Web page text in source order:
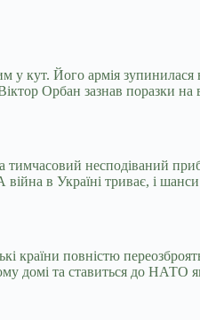
кут. Його армія зупинилася
Орбан зазнав поразки на
несподіваний
в Україні триває, і
повністю
домі та ставиться до